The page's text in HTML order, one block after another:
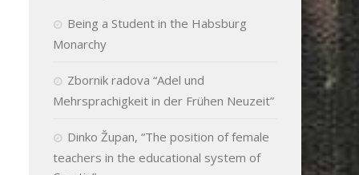
Being a Student in the Habsburg
Monarchy
Zbornik radova “Adel und
Mehrsprachigkeit in der Frühen Neuzeit”
Dinko Župan, “The position of female
teachers in the educational system of